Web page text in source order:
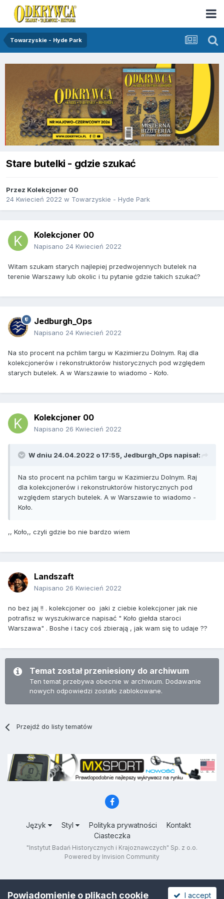
Towarzyskie - Hyde Park
Stare butelki - gdzie szukać
Przez Kolekcjoner 00
24 Kwiecień 2022 w Towarzyskie - Hyde Park
Kolekcjoner 00
Napisano 24 Kwiecień 2022
Witam szukam starych najlepiej przedwojennych butelek na
terenie Warszawy lub okolic i tu pytanie gdzie takich szukać?
Jedburgh_Ops
Napisano 24 Kwiecień 2022
Na sto procent na pchlim targu w Kazimierzu Dolnym. Raj dla
kolekcjonerów i rekonstruktorów historycznych pod względem
starych butelek. A w Warszawie to wiadomo - Koło.
Kolekcjoner 00
Napisano 26 Kwiecień 2022
W dniu 24.04.2022 o 17:55, Jedburgh_Ops napisał:
Na sto procent na pchlim targu w Kazimierzu Dolnym. Raj
dla kolekcjonerów i rekonstruktorów historycznych pod
względem starych butelek. A w Warszawie to wiadomo -
Koło.
,, Koło,, czyli gdzie bo nie bardzo wiem
Landszaft
Napisano 26 Kwiecień 2022
no bez jaj !! . kolekcjoner oo jaki z ciebie kolekcjoner jak nie
potrafisz w wyszukiwarce napisać " Koło giełda staroci
Warszawa" . Boshe i tacy coś zbierają , jak wam się to udaje ??
Temat został przeniesiony do archiwum
Ten temat przebywa obecnie w archiwum. Dodawanie
nowych odpowiedzi zostało zablokowane.
Przejdź do listy tematów
Język Styl Polityka prywatności
Kontakt
Ciasteczka
"Instytut Badań Historycznych i Krajoznawczych" Sp. z o.o.
Powered by Invision Community
Powiadomienie o plikach cookie I accept